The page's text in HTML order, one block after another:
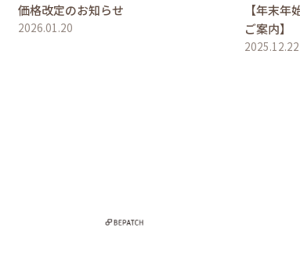
価格改定のお知らせ
2026.01.20
【年末
ご案内】
2025.12.22